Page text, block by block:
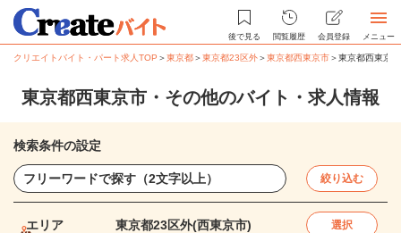
後で見る 閲覧履歴 会員登録 メニュー
クリエイトバイト・パート求人TOP ＞東京都＞東京都23区外＞東京都西東京市＞東京都西東京
東京都西東京市・その他のバイト・求人情報
検索条件の設定
絞り込む
エリア 東京都23区外(西東京市) 選択